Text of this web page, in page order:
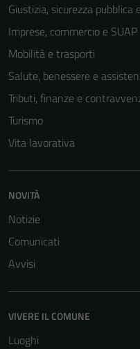
Giustizia, sicurezza pubblica
Imprese, commercio e SUAP
Mobilità e trasporti
Salute, benessere e
Tributi, finanze e
Turismo
Vita lavorativa
NOVITÀ
Notizie
Comunicati
Avvisi
VIVERE IL COMUNE
Luoghi